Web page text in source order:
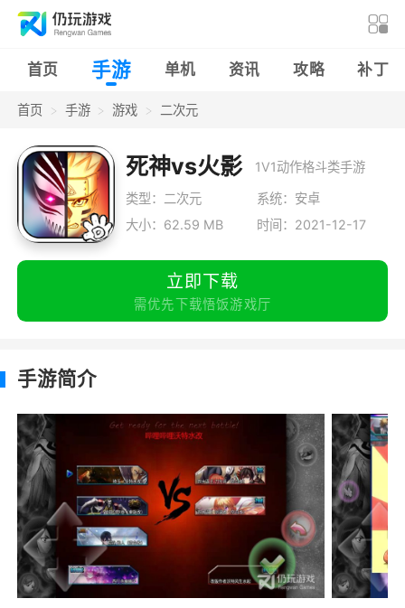
首页 手游 单机 资讯 攻略 补丁
首页 手游 游戏 二次元
死神vs火影 1V1动作格斗类手游
类型：二次元
系统：安卓
大小：62.59 MB
时间：2021-12-17
立即下载
需优先下载悟饭游戏厅
手游简介